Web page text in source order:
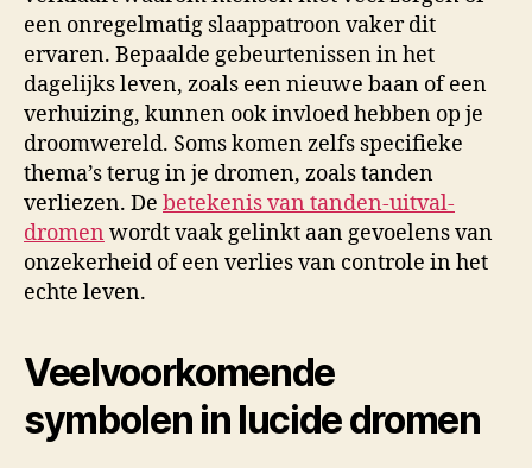
een onregelmatig slaappatroon vaker dit
ervaren. Bepaalde gebeurtenissen in het
dagelijks leven, zoals een nieuwe baan of een
verhuizing, kunnen ook invloed hebben op je
droomwereld. Soms komen zelfs specifieke
thema’s terug in je dromen, zoals tanden
verliezen. De betekenis van tanden-uitval-
dromen wordt vaak gelinkt aan gevoelens van
onzekerheid of een verlies van controle in het
echte leven.
Veelvoorkomende
symbolen in lucide dromen